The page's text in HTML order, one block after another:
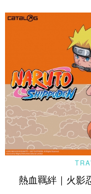
熱血羈絆｜火影